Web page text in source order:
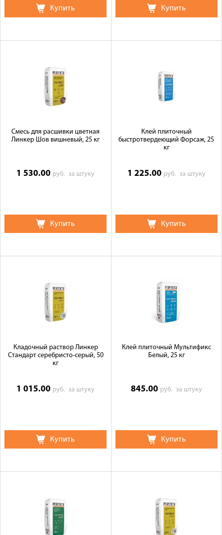
Купить Купить
Смесь для расшивки цветная
Линкер Шов вишневый, 25 кг
1 530.00 руб.за штуку
Купить
Клей плиточный
быстротвердеющий Форсаж, 25
кг
1 225.00 руб. за штуку
Купить
Кладочный раствор Линкер
Стандарт серебристо-серый, 50
кг
1 015.00 руб.за штуку
Купить
Клей плиточный Мультификс
Белый, 25 кг
845.00 руб. за штуку
Купить